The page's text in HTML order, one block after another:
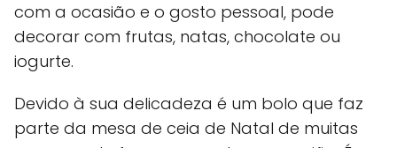
com a ocasião e o gosto pessoal, pode
decorar com frutas, natas, chocolate ou
iogurte.
Devido à sua delicadeza é um bolo que faz
parte da mesa de ceia de Natal de muitas